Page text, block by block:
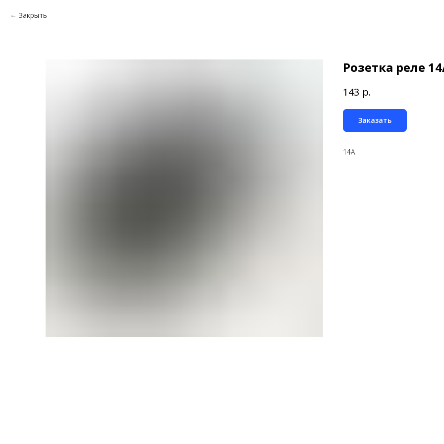
Закрыть
Розетка реле
143 р.
Заказать
14А